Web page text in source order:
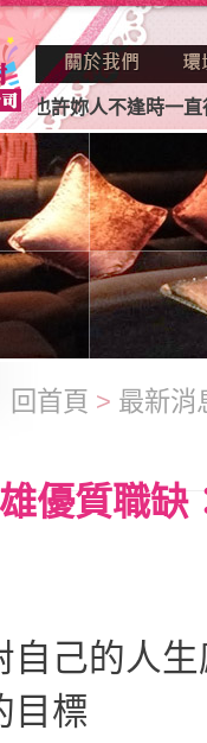
妳人不逢時一直得不
回首頁 > 最新消
優質職缺
自己的人
目標